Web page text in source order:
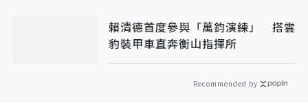
賴清德首度參與「萬鈞演練」 搭雲
豹裝甲車直奔衡山指揮所
Recommended by